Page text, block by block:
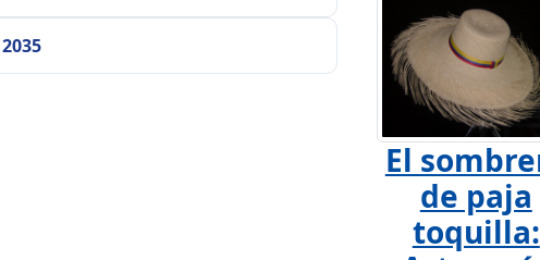
El
de paja
toquilla: